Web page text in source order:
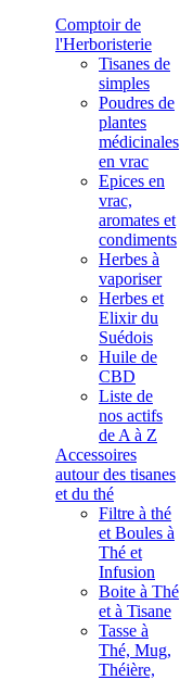
Comptoir de
l'Herboristerie
Tisanes de
simples
Poudres de
plantes
médicinales
en vrac
Epices en
vrac,
aromates et
condiments
Herbes à
vaporiser
Herbes et
Elixir du
Suédois
Huile de
CBD
Liste de
nos actifs
de A à Z
Accessoires
autour des tisanes
et du thé
Filtre à thé
et Boules à
Thé et
Infusion
Boite à Thé
et à Tisane
Tasse à
Thé, Mug,
Théière,